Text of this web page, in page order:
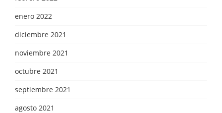
enero 2022
diciembre 2021
noviembre 2021
octubre 2021
septiembre 2021
agosto 2021